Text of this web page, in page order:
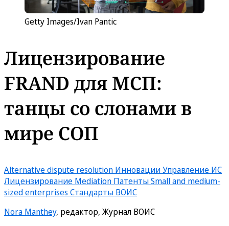
Getty Images/Ivan Pantic
Лицензирование
FRAND для МСП:
танцы со слонами в
мире СОП
Alternative dispute resolution ИнновацииУправление ИС
Лицензирование Mediation ПатентыSmall and medium-
sized enterprises Стандарты ВОИС
Nora Manthey, редактор, Журнал ВОИС